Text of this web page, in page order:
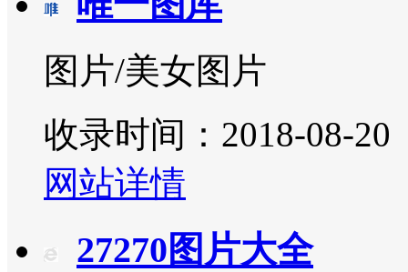
图片/美女图片
收录时间：2018-08-20
网站详情
27270图片大全